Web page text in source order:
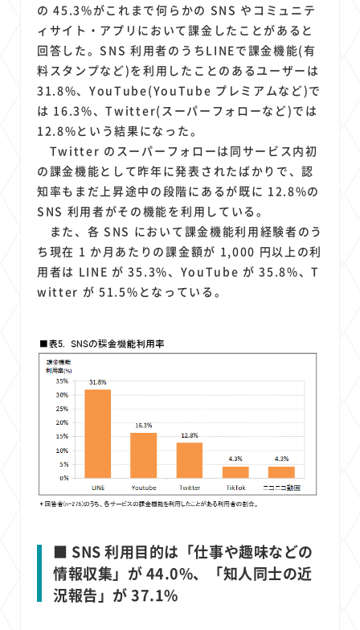
の 45.3%がこれまで何らかの SNS やコミュニテ
ィサイト・アプリにおいて課金したことがあると
回答した。SNS 利用者のうちLINEで課金機能(有
料スタンプなど)を利用したことのあるユーザーは
31.8%、YouTube(YouTube プレミアムなど)で
は 16.3%、Twitter(スーパーフォローなど)では
12.8%という結果になった。
Twitter のスーパーフォローは同サービス内初
の課金機能として昨年に発表されたばかりで、認
知率もまだ上昇途中の段階にあるが既に 12.8%の
SNS 利用者がその機能を利用している。
また、各 SNS において課金機能利用経験者のう
ち現在 1 か月あたりの課金額が 1,000 円以上の利
用者は LINE が 35.3%、YouTube が 35.8%、T
witter が 51.5%となっている。
■ SNS 利用目的は「仕事や趣味などの
情報収集」が 44.0%、「知人同士の近
況報告」が 37.1%